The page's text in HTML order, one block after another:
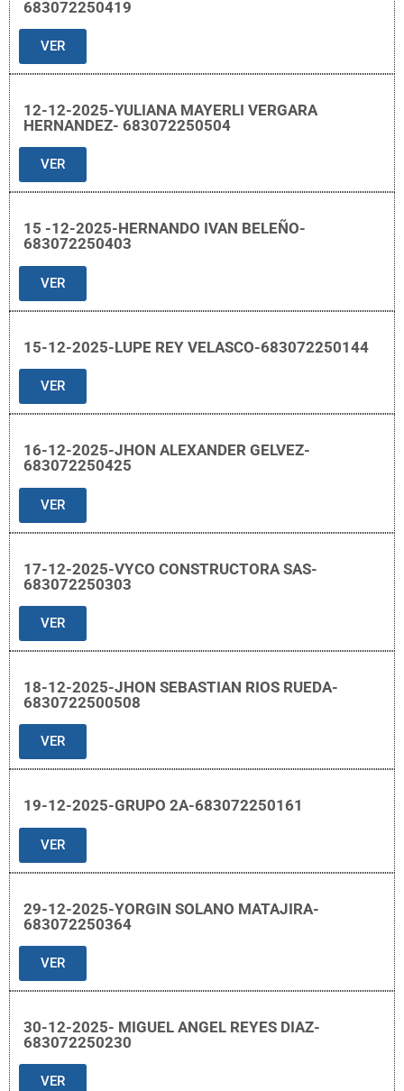
683072250419
VER
12-12-2025-YULIANA MAYERLI VERGARA
HERNANDEZ- 683072250504
VER
15 -12-2025-HERNANDO IVAN BELEÑO-
683072250403
VER
15-12-2025-LUPE REY VELASCO-683072250144
VER
16-12-2025-JHON ALEXANDER GELVEZ-
683072250425
VER
17-12-2025-VYCO CONSTRUCTORA SAS-
683072250303
VER
18-12-2025-JHON SEBASTIAN RIOS RUEDA-
6830722500508
VER
19-12-2025-GRUPO 2A-683072250161
VER
29-12-2025-YORGIN SOLANO MATAJIRA-
683072250364
VER
30-12-2025- MIGUEL ANGEL REYES DIAZ-
683072250230
VER